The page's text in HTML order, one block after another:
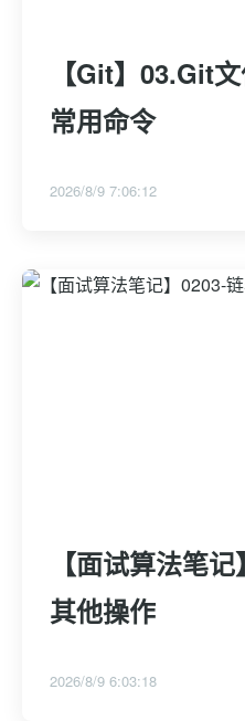
【Git】03.Git
常用命令
2026/8/9 7:06:12
【面试算法笔
其他操作
2026/8/9 6:03:18